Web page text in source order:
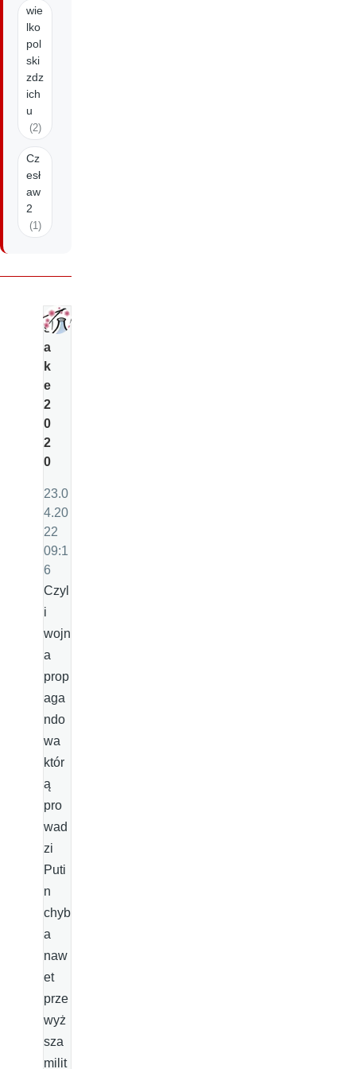
wie
lko
pol
ski
zdz
ich
u
(2)
Cz
esł
aw
2
(1)
s
a
k
e
2
0
2
0
23.0
4.20
22
09:1
6
Czyl
i
wojn
a
prop
aga
ndo
wa
któr
ą
pro
wad
zi
Puti
n
chyb
a
naw
et
prze
wyż
sza
milit